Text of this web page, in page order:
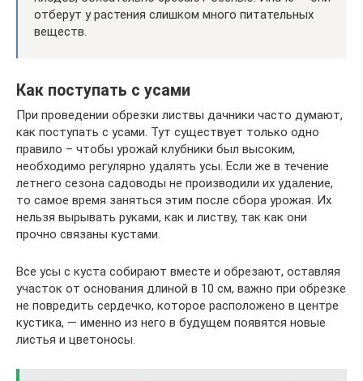
отберут у растения слишком много питательных
веществ.
Как поступать с усами
При проведении обрезки листвы дачники часто думают,
как поступать с усами. Тут существует только одно
правило – чтобы урожай клубники был высоким,
необходимо регулярно удалять усы. Если же в течение
летнего сезона садоводы не производили их удаление,
то самое время заняться этим после сбора урожая. Их
нельзя вырывать руками, как и листву, так как они
прочно связаны кустами.
Все усы с куста собирают вместе и обрезают, оставляя
участок от основания длиной в 10 см, важно при обрезке
не повредить сердечко, которое расположено в центре
кустика, — именно из него в будущем появятся новые
листья и цветоносы.